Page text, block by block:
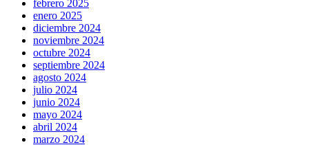
febrero 2025
enero 2025
diciembre 2024
noviembre 2024
octubre 2024
septiembre 2024
agosto 2024
julio 2024
junio 2024
mayo 2024
abril 2024
marzo 2024